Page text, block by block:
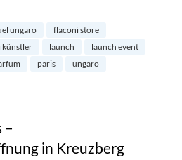
Ungaro in Mitte“
ungaro
flaconi store
künstler launch
launch event
paris ungaro
–
in Kreuzberg